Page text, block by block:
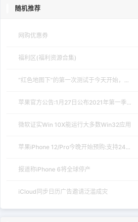
随机推荐
网购优惠券
福利区(福利资源合集)
“红色地图下”的第一次测试于今天开始，...
苹果官方公告:1月27日公布2021年第一季...
微软证实Win 10X能运行大多数Win32应用
苹果iPhone 12/Pro今晚开始预购:支持24...
报道称iPhone 6将全球停产
iCloud同步日历广告邀请泛滥成灾